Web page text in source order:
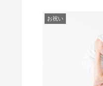
お祝い